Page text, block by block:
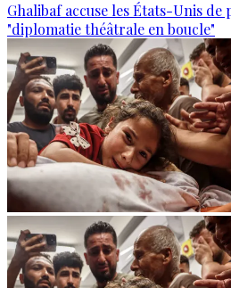
Ghalibaf accuse les États-Unis
"diplomatie théâtrale en boucle"